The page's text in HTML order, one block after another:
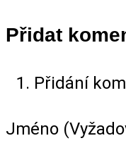
Přidat
Přidání
Jméno